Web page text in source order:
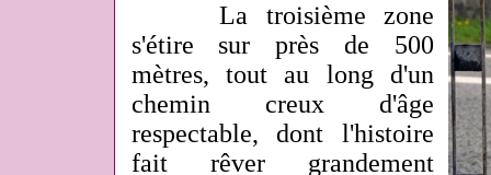
La troisième zone
s'étire sur près de 500
mètres, tout au long d'un
chemin creux d'âge
respectable, dont l'histoire
fait rêver grandement